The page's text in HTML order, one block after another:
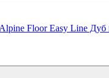
Floor Easy Line Дуб